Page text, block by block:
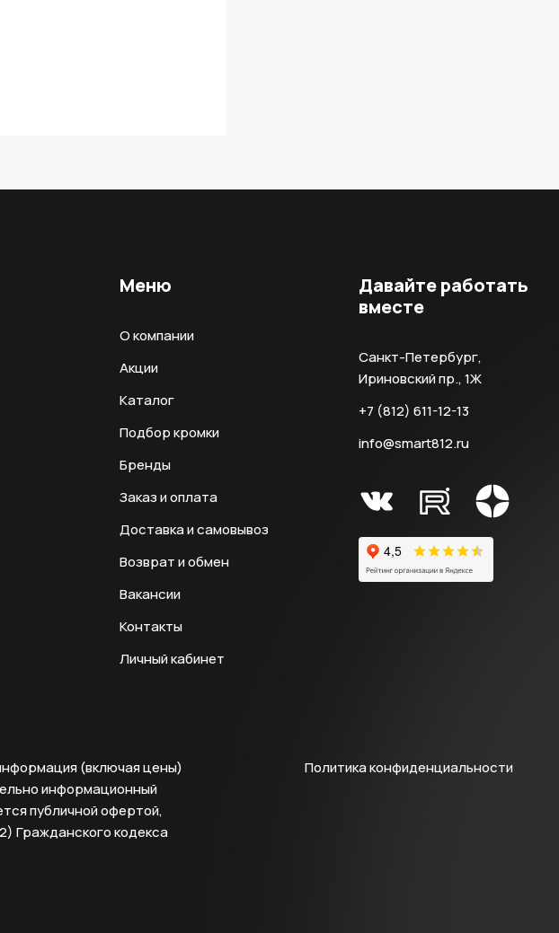
Меню
О компании
Акции
Каталог
Подбор кромки
Бренды
Заказ и оплата
Доставка и самовывоз
Возврат и обмен
Вакансии
Контакты
Личный кабинет
Давайте работать
вместе
Санкт-Петербург,
Ириновский пр., 1Ж
+7 (812) 611-12-13
info@smart812.ru
Политика конфиденциальности
(включая цены)
информационный
публичной офертой,
Гражданского кодекса